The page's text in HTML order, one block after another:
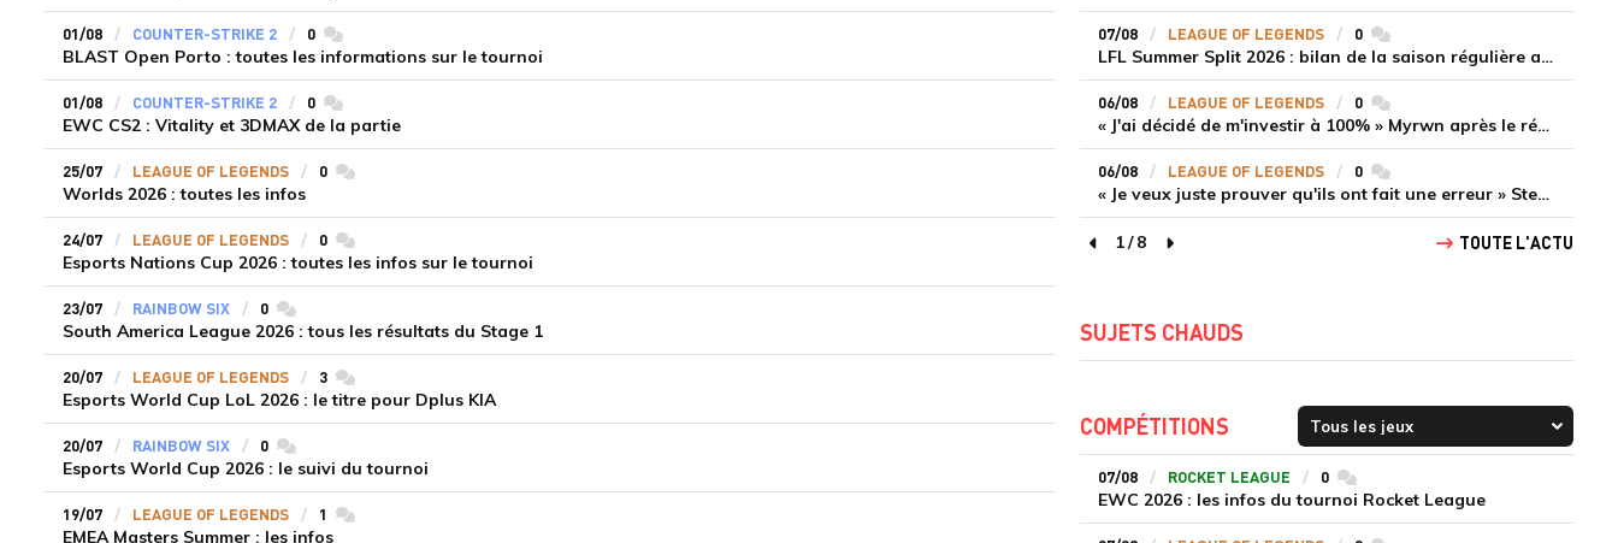
01/08 COUNTER-STRIKE 2 0 commentaires
BLAST Open Porto : toutes les informations sur le tournoi
01/08 COUNTER-STRIKE 2 0 commentaires
EWC CS2 : Vitality et 3DMAX de la partie
25/07 LEAGUE OF LEGENDS 0 commentaires
Worlds 2026 : toutes les infos
24/07 LEAGUE OF LEGENDS 0 commentaires
Esports Nations Cup 2026 : toutes les infos sur le tournoi
23/07 RAINBOW SIX 0 commentaires
South America League 2026 : tous les résultats du Stage 1
20/07 LEAGUE OF LEGENDS 3 commentaires
Esports World Cup LoL 2026 : le titre pour Dplus KIA
20/07 RAINBOW SIX 0 commentaires
Esports World Cup 2026 : le suivi du tournoi
19/07 LEAGUE OF LEGENDS 1 commentaires
EMEA Masters Summer : les infos
07/08 LEAGUE OF LEGENDS 0commentaires
LFL Summer Split 2026 : bilan de la saison régulière avec Solary en tête
06/08 LEAGUE OF LEGENDS 0commentaires
« J'ai décidé de m'investir à 100% » Myrwn après le réveil de Movistar KOI face à Fnatic
06/08 LEAGUE OF LEGENDS 0commentaires
« Je veux juste prouver qu'ils ont fait une erreur » Stend se confie sur son mercato chaotique et ses ambitions avec Shifters
page précédente
1/8
page suivante
TOUTE L'ACTU
SUJETS CHAUDS
COMPÉTITIONS
07/08 ROCKET LEAGUE 0commentaires
EWC 2026 : les infos du tournoi Rocket League